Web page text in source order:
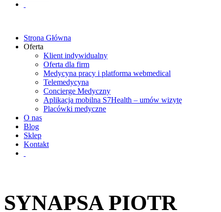
Strona Główna
Oferta
Klient indywidualny
Oferta dla firm
Medycyna pracy i platforma webmedical
Telemedycyna
Concierge Medyczny
Aplikacja mobilna S7Health – umów wizytę
Placówki medyczne
O nas
Blog
Sklep
Kontakt
SYNAPSA PIOTR